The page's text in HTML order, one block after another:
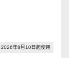
年8月10日起使用